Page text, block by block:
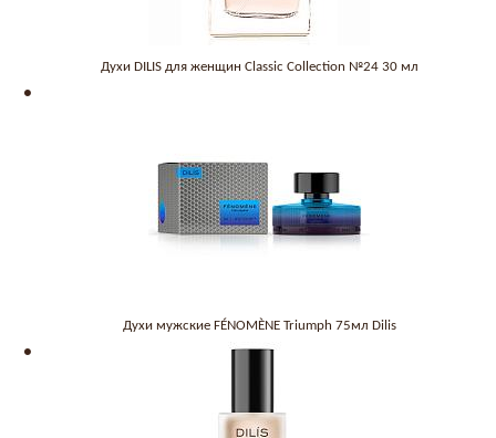
Духи DILIS для женщин Classic Collection №24 30 мл
Духи мужские FÉNOMÈNE Triumph 75мл Dilis